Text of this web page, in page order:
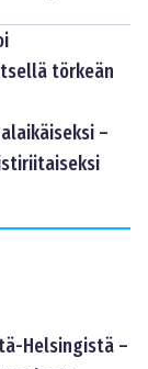
törkeän
–
Helsingistä –